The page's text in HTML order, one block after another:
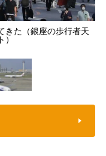
きた（銀座の歩行者天